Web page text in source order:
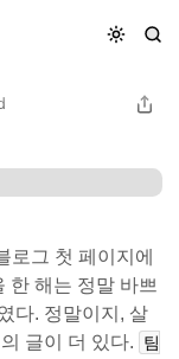
로그 첫 페이지에
한 해는 정말 바쁘
다. 정말이지, 살
글이 더 있다.
팀